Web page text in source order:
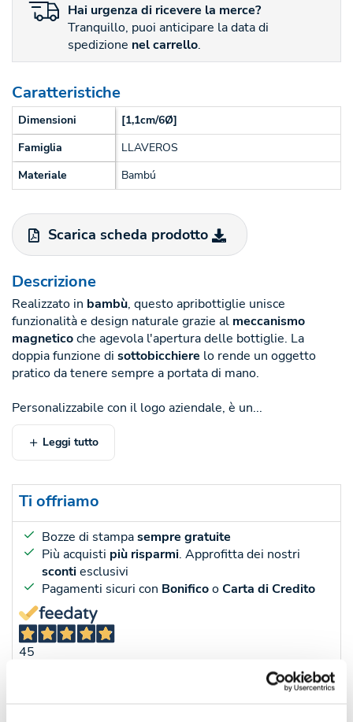
Hai urgenza di ricevere la merce?
Tranquillo, puoi anticipare la data di
spedizione nel carrello.
Caratteristiche
Dimensioni
[1,1cm/6Ø]
Famiglia
LLAVEROS
Materiale
Bambú
Scarica scheda prodotto
Descrizione
Realizzato in bambù, questo apribottiglie unisce
funzionalità e design naturale grazie al meccanismo
magneticoche agevola l'apertura delle bottiglie. La
doppia funzione di sottobicchiere lo rende un oggetto
pratico da tenere sempre a portata di mano.
Personalizzabile con il logo aziendale, è un...
Leggi tutto
Ti offriamo
Bozze di stampasempre gratuite
Più acquisti più risparmi. Approfitta dei nostri
scontiesclusivi
Pagamenti sicuri con BonificooCarta di Credito
45